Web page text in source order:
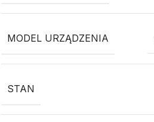
MODEL URZĄDZENIA
STAN